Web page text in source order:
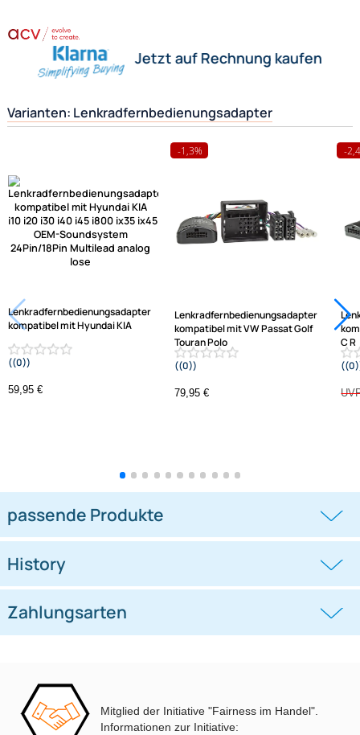
benötigen Sie diesen Lenkradfernbedienungsadapter um beides wieder
funktionstüchtig miteinander zu verbinden.
Herstellerinformationen
Hilfreiche Links
passende Produkte
Ähnliche Produkte anzeigen
Frage zum Artikel stellen
Jetzt auf Rechnung kaufen
Varianten: Lenkradfernbedienungsadapter
kompatibel mit Hyundai KIA
Multilead analog lose
59,95 €
kompatibel mit VW Passat Golf
Touran Polo
Mitglied der Initiative "Fairness im Handel".
Informationen zur Initiative: